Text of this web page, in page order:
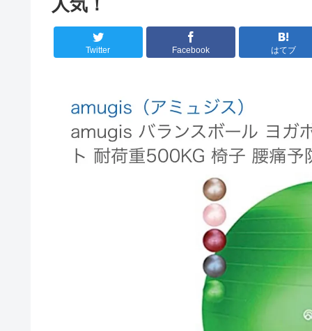
人気！
Twitter Facebook はてブ